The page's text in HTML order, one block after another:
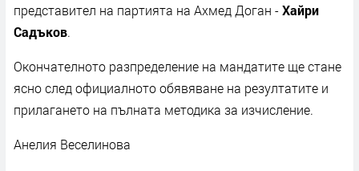
представител на партията на Ахмед Доган -Хайри
Садъков.
Окончателното разпределение на мандатите ще стане
ясно след официалното обявяване на резултатите и
прилагането на пълната методика за изчисление.
Анелия Веселинова